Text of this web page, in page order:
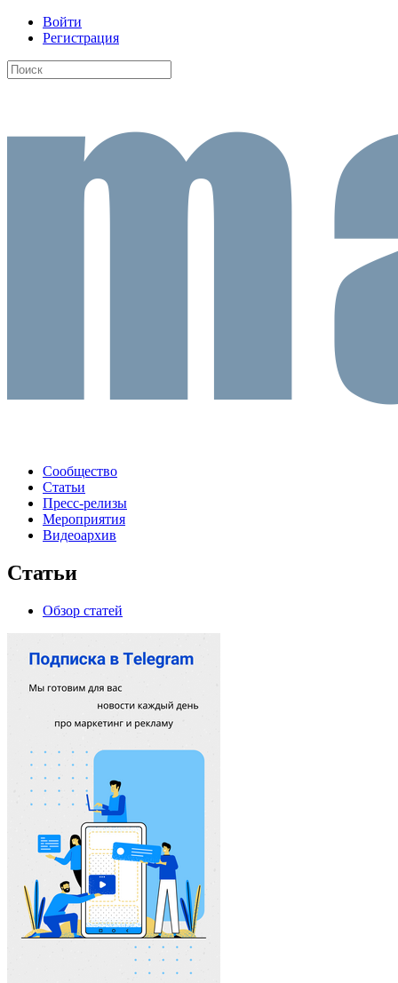
Войти
Регистрация
Сообщество
Статьи
Пресс-релизы
Мероприятия
Видеоархив
Статьи
Обзор статей